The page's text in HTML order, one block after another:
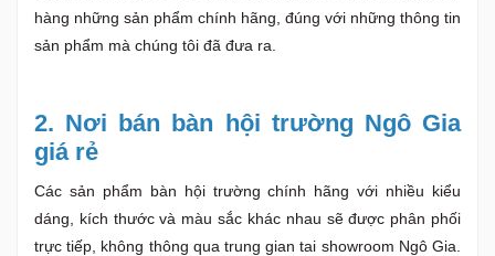
hàng những sản phẩm chính hãng, đúng với những thông tin
sản phẩm mà chúng tôi đã đưa ra.
2. Nơi bán bàn hội trường Ngô Gia
giá rẻ
Các sản phẩm bàn hội trường chính hãng với nhiều kiểu
dáng, kích thước và màu sắc khác nhau sẽ được phân phối
trực tiếp, không thông qua trung gian tai showroom Ngô Gia.